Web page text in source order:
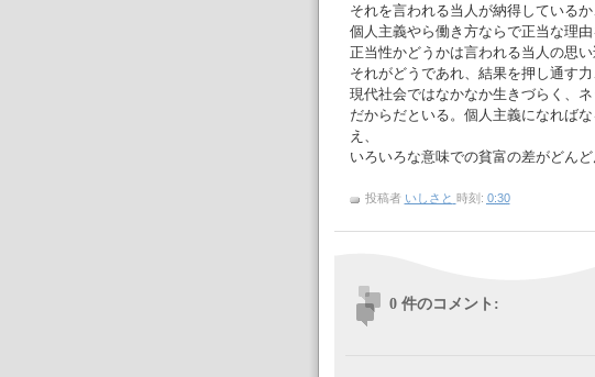
それを言われる当人が納得している
個人主義やら働き方ならで正当な理
正当性かどうかは言われる当人の思い
それがどうであれ、結果を押し通す
現代社会ではなかなか生きづらく、
だからだといる。個人主義になれば
え、
いろいろな意味での貧富の差がどん
投稿者 いしさと 時刻: 0:30
0 件のコメント: